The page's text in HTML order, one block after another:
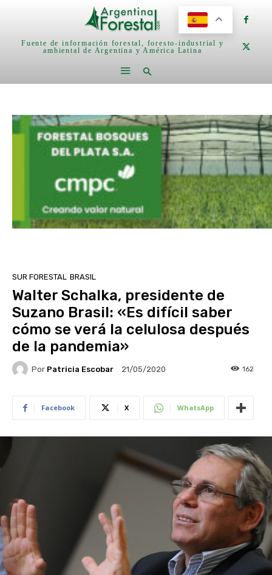
Fuente de información forestal, foresto-industrial y
ambiental de Argentina y América Latina
SUR FORESTAL BRASIL
Walter Schalka, presidente de
Suzano Brasil: «Es difícil saber
cómo se verá la celulosa después
de la pandemia»
Por Patricia Escobar 21/05/2020 162
Facebook X WhatsApp